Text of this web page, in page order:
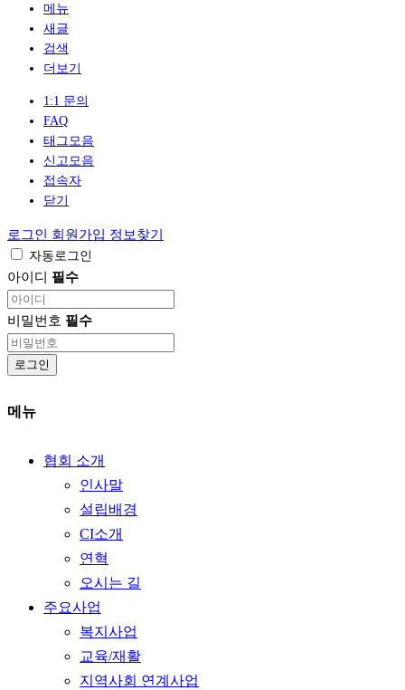
메뉴
새글
검색
더보기
1:1 문의
FAQ
태그모음
신고모음
접속자
닫기
로그인 회원가입 정보찾기
자동로그인
아이디 필수
비밀번호 필수
로그인
메뉴
협회 소개
인사말
설립배경
CI소개
연혁
오시는 길
주요사업
복지사업
교육/재활
지역사회 연계사업